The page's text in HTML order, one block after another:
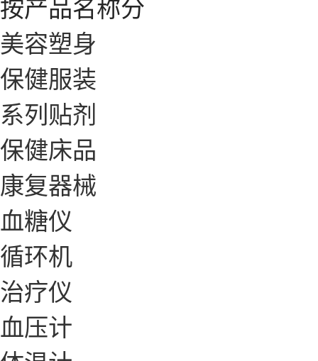
按产品名称分
美容塑身
保健服装
系列贴剂
保健床品
康复器械
血糖仪
循环机
治疗仪
血压计